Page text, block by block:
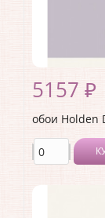
5157 ₽
обои Holden